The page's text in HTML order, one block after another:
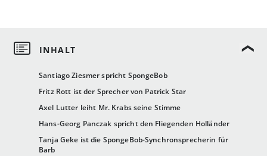
Santiago Ziesmer spricht SpongeBob
Fritz Rott ist der Sprecher von Patrick Star
Axel Lutter leiht Mr. Krabs seine Stimme
Hans-Georg Panczak spricht den Fliegenden Holländer
Tanja Geke ist die SpongeBob-Synchronsprecherin für
Barb